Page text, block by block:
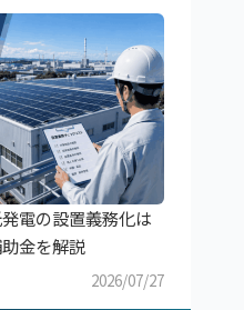
電の設置義務化は
金を解説
2026/07/27